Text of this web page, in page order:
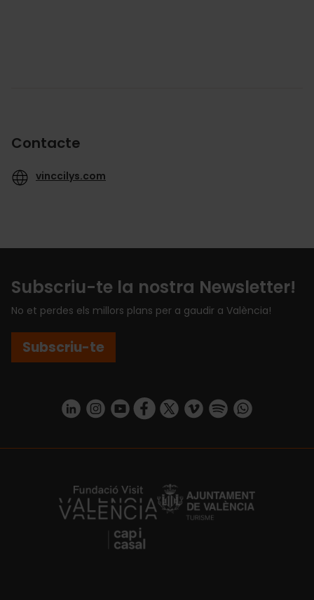
Contacte
vinccilys.com
Subscriu-te la nostra Newsletter!
No et perdes els millors plans per a gaudir a València!
Subscriu-te
https://www.linkedin.com/company/turismo-valencia/mycompany/
https://www.instagram.com/visit_valencia/
https://www.youtube.com/user/
https://www.facebook.com/
https://twitter.com/
https://vimeo.com/
https://https://api.whatsapp.com/
https://fundacion.visitvalencia.com/